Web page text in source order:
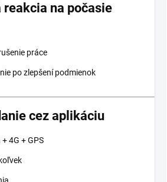
na počasie
práce
po zlepšení podmienok
cez aplikáciu
4G + GPS